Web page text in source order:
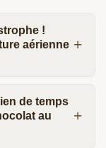
!
aérienne
de temps
au